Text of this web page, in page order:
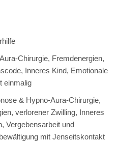
Chirurgie, Fremdenergien,
Inneres Kind, Emotionale
einmalig
& Hypno-Aura-Chirurgie,
verlorener Zwilling, Inneres
Vergebensarbeit und
mit Jenseitskontakt